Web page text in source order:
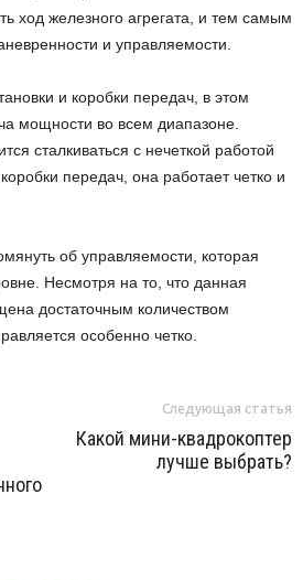
ход железного агрегата, и тем самым
и управляемости.
и коробки передач, в этом
мощности во всем диапазоне.
сталкиваться с нечеткой работой
передач, она работает четко и
об управляемости, которая
Несмотря на то, что данная
достаточным количеством
особенно четко.
Следующая статья
Какой мини-квадрокоптер
лучше выбрать?